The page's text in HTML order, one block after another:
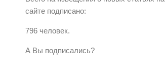
сайте подписано:
796 человек.
А Вы подписались?